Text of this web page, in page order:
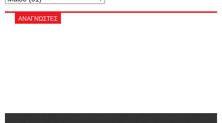
ΑΝΑΓΝΏΣΤΕΣ